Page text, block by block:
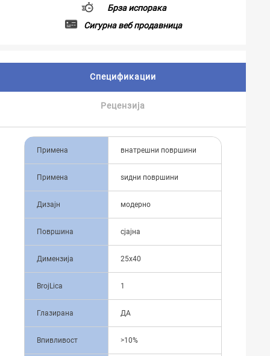
Брза испорака
Сигурна веб продавница
Спецификации
Рецензија
Примена внатрешни површини
Примена ѕидни површини
Дизајн модерно
Површина сјајна
Димензија 25x40
BrojLica 1
Глазирана ДА
Впивливост >10%